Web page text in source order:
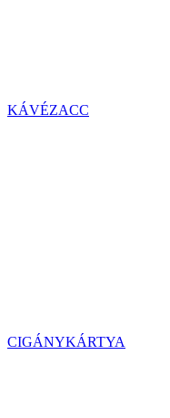
KÁVÉZACC
CIGÁNYKÁRTYA